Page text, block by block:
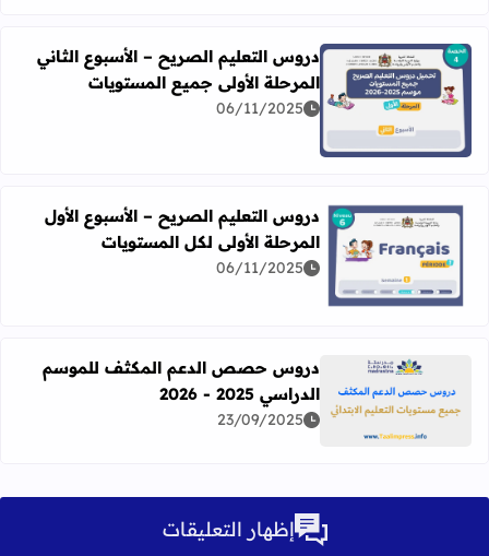
اقرأ المزيد عن دروس التعليم الصريح – الأسبوع الثاني
دروس التعليم الصريح – الأسبوع الثاني
المرحلة الأولى جميع المستويات
06/11/2025
اقرأ المزيد عن دروس التعليم الصريح – الأسبوع الأول
دروس التعليم الصريح – الأسبوع الأول
المرحلة الأولى لكل المستويات
06/11/2025
اقرأ المزيد عن دروس حصص الدعم المكثف للموسم الدراسي 2025 -
دروس حصص الدعم المكثف للموسم
الدراسي 2025 - 2026
23/09/2025
إظهار التعليقات